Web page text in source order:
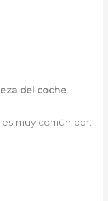
del coche
muy común por: